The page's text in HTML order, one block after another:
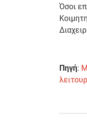
Όσοι
Πηγή: